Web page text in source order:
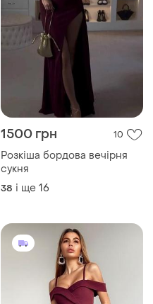
1500 грн 10
Розкіша бордова вечірня
сукня
38 і ще 16